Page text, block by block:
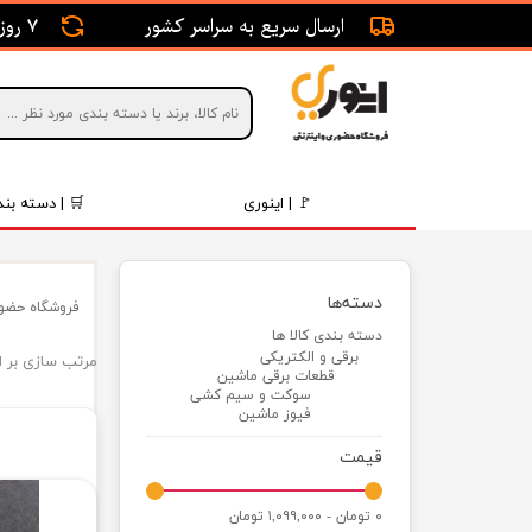
🚩 | اینوری 🛒 | دسته
موتور
برقی و
ارسال سریع به سراسر کشور 7 روز ضمانت بازگشت
دسته‌ها
دسته بندی کالا ها
برقی و الکتریکی
قطعات برقی ماشین
سوکت و سیم کشی
فیوز ماشین
قیمت
۰ تومان - ۱,۰۹۹,۰۰۰ تومان
فروشگاه
مرتب سازی